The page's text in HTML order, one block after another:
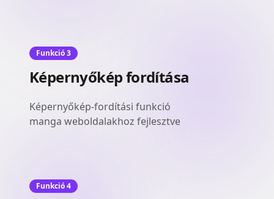
Funkció 3
Képernyőkép fordítása
Képernyőkép-fordítási funkció
manga weboldalakhoz fejlesztve
Funkció 4